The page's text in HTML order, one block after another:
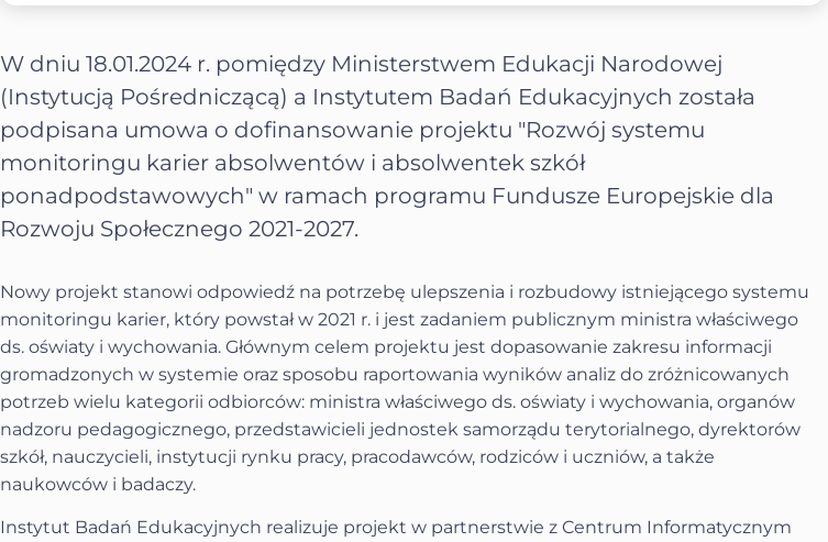
W dniu 18.01.2024 r. pomiędzy Ministerstwem Edukacji Narodowej
(Instytucją Pośredniczącą) a Instytutem Badań Edukacyjnych została
podpisana umowa o dofinansowanie projektu "Rozwój systemu
monitoringu karier absolwentów i absolwentek szkół
ponadpodstawowych" w ramach programu Fundusze Europejskie dla
Rozwoju Społecznego 2021-2027.
Nowy projekt stanowi odpowiedź na potrzebę ulepszenia i rozbudowy istniejącego systemu
monitoringu karier, który powstał w 2021 r. i jest zadaniem publicznym ministra właściwego
ds. oświaty i wychowania. Głównym celem projektu jest dopasowanie zakresu informacji
gromadzonych w systemie oraz sposobu raportowania wyników analiz do zróżnicowanych
potrzeb wielu kategorii odbiorców: ministra właściwego ds. oświaty i wychowania, organów
nadzoru pedagogicznego, przedstawicieli jednostek samorządu terytorialnego, dyrektorów
szkół, nauczycieli, instytucji rynku pracy, pracodawców, rodziców i uczniów, a także
naukowców i badaczy.
Instytut Badań Edukacyjnych realizuje projekt w partnerstwie z Centrum Informatycznym